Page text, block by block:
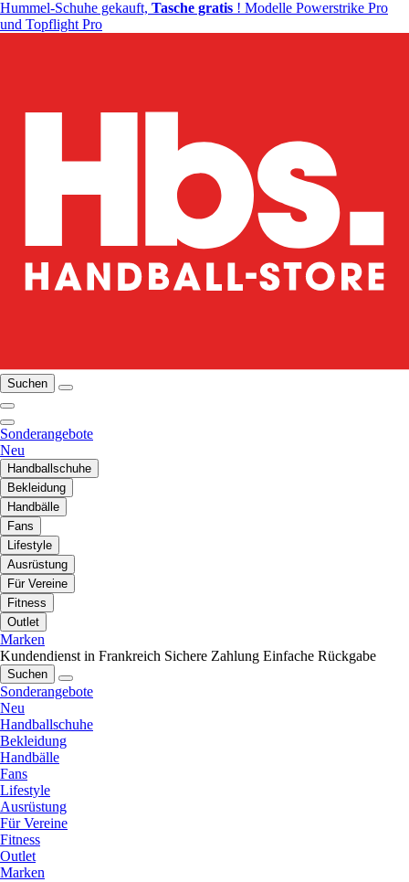
Hummel-Schuhe gekauft, Tasche gratis ! Modelle Powerstrike Pro
und Topflight Pro
Suchen
Sonderangebote
Neu
Handballschuhe
Bekleidung
Handbälle
Fans
Lifestyle
Ausrüstung
Für Vereine
Fitness
Outlet
Marken
Kundendienst in Frankreich Sichere Zahlung Einfache Rückgabe
Suchen
Sonderangebote
Neu
Handballschuhe
Bekleidung
Handbälle
Fans
Lifestyle
Ausrüstung
Für Vereine
Fitness
Outlet
Marken